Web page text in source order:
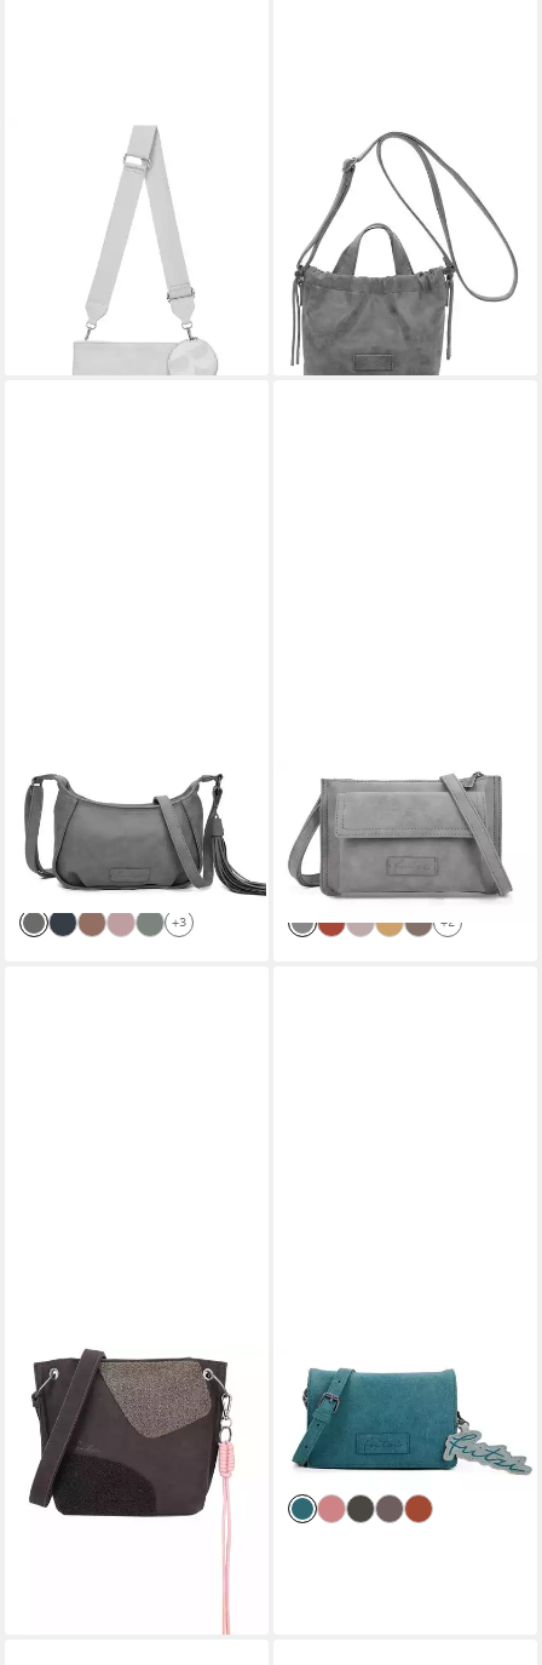
FRITZI AUS PREUSSEN
Umhängetasche Brigitte x
fritzi Special Ronja Cross, mit
abnehmbarem Anhänger
UVP 59,99 €
lieferbar - in 2-3 Werktagen bei dir
FRITZI AUS PREUSSEN
Umhängetasche Poppi03
Vintage
43,19 €
UVP59,99 €
-28%
lieferbar - in 2-3 Werktagen bei dir
+4
FRITZI AUS PREUSSEN
Umhängetasche Vintage
25,00 €
UVP
-50%
lieferbar - in 2-3 Werktagen bei dir
+3
FRITZI AUS PREUSSEN
Umhängetasche Vintage
25,00 € UVP49,99 €
-50%
lieferbar - in 2-3 Werktagen bei dir
+2
FRITZI AUS PREUSSEN
Schultertasche Fritzi03
Limited Happy Flocked Jive
Soft Berry, mit moderner
Flockung
ab 43,19 € UVP 59,99 €
lieferbar - in 2-3 Werktagen bei dir
FRITZI AUS PREUSSEN
Umhängetasche Jakx
25,00 €
UVP 49,99 €
-50%
lieferbar - in 2-3 Werktagen bei dir